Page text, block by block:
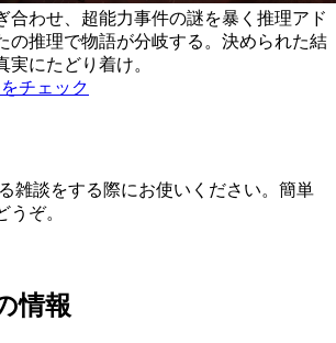
合わせ、超能力事件の謎を暴く推理アド
の推理で物語が分岐する。決められた結
実にたどり着け。
チェック
雑談をする際にお使いください。簡単
うぞ。
情報